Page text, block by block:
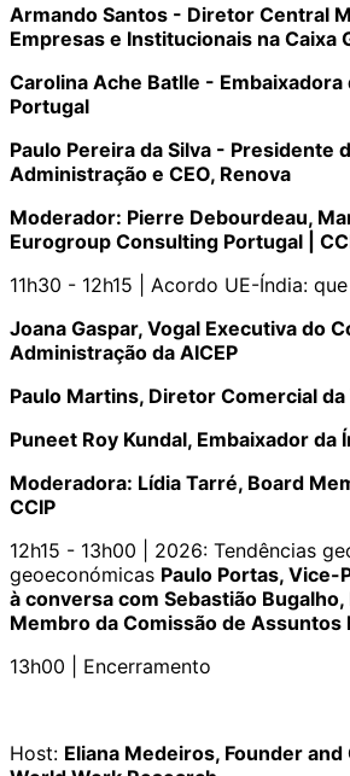
Armando Santos - Diretor Central
Empresas e Institucionais na Caixa
Carolina Ache Batlle - Embaixadora
Portugal
Paulo Pereira da Silva - Presidente
Administração e CEO, Renova
Moderador: Pierre Debourdeau,
Eurogroup Consulting Portugal |
11h30 - 12h15 | Acordo UE-Índia:
Joana Gaspar, Vogal Executiva do
Administração da AICEP
Paulo Martins, Diretor Comercial
Puneet Roy Kundal, Embaixador da
Moderadora: Lídia Tarré, Board
CCIP
12h15 - 13h00 | 2026: Tendências
geoeconómicas Paulo Portas, Vice-
à conversa com Sebastião
Membro da Comissão de Assuntos
13h00 | Encerramento
Host: Eliana Medeiros, Founder